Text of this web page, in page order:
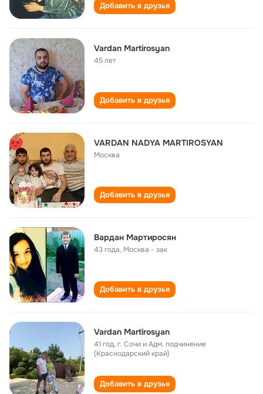
Добавить в друзья
Vardan Martirosyan
45 лет
Добавить в друзья
VARDAN NADYA MARTIROSYAN
Москва
Добавить в друзья
Вардан Мартиросян
43 года, Москва - зак
Добавить в друзья
Vardan Martirosyan
41 год,г. Сочи и Адм. подчинение
(Краснодарский край)
Добавить в друзья